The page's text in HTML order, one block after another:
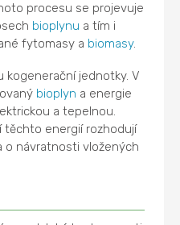
procesu se projevuje
bioplynu a tím i
fytomasy a biomasy.
kogenerační jednotky. V
bioplyn a energie
a tepelnou.
energií rozhodují
o návratnosti vložených